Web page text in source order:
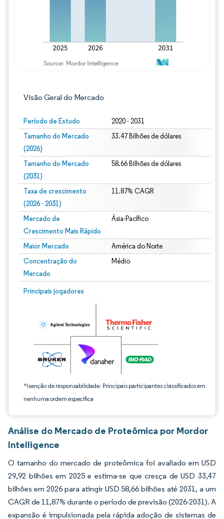
Visão Geral do Mercado
Período de Estudo 2020 - 2031
Tamanho do Mercado
(2026)
33.47 Bilhões de dólares
Tamanho do Mercado
(2031)
58.66 Bilhões de dólares
Taxa de crescimento
(2026 - 2031)
11.87% CAGR
Mercado de
Crescimento Mais Rápido
Ásia-Pacífico
Maior Mercado América do Norte
Concentração do
Mercado
Médio
Principais jogadores
*Isenção de responsabilidade: Principais participantes classificados em
nenhuma ordem específica
Imagem © Mordor Intelligence. O reuso requer atribuição conforme CC BY 4.0.
Análise do Mercado de Proteômica por Mordor
Intelligence
O tamanho do mercado de proteômica foi avaliado em USD
29,92 bilhões em 2025 e estima-se que cresça de USD 33,47
bilhões em 2026 para atingir USD 58,66 bilhões até 2031, a um
CAGR de 11,87% durante o período de previsão (2026-2031). A
expansão é impulsionada pela rápida adoção de sistemas de